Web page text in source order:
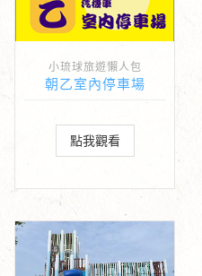
小琉球旅遊懶人包
朝乙室內停車場
點我觀看